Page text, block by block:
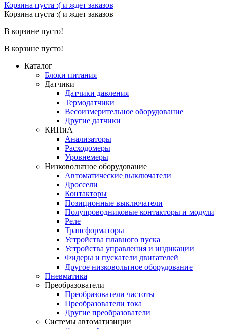
Корзина пуста :( и ждет заказов
Корзина пуста :( и ждет заказов
В корзине пусто!
В корзине пусто!
Каталог
Блоки питания
Датчики
Датчики давления
Термодатчики
Весоизмерительное оборудование
Другие датчики
КИПиА
Анализаторы
Расходомеры
Уровнемеры
Низковольтное оборудование
Автоматические выключатели
Дроссели
Контакторы
Позиционные выключатели
Полупроводниковые контакторы и модули
Реле
Трансформаторы
Устройства плавного пуска
Устройства управления и индикации
Фидеры и пускатели двигателей
Другое низковольтное оборудование
Пневматика
Преобразователи
Преобразователи частоты
Преобразователи тока
Другие преобразователи
Системы автоматизиции